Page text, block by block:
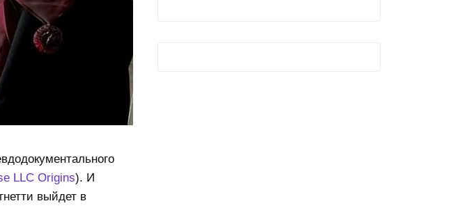
LLC Origins). И
выйдет в